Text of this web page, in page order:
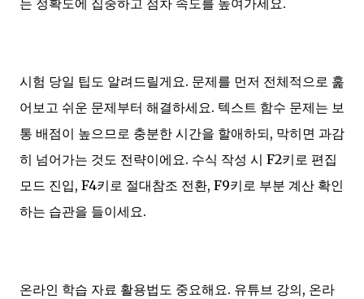
는 정확도에 집중하고 점차 속도를 높여가세요.
시험 당일 팁도 알려드릴게요. 문제를 먼저 전체적으로 훑
어보고 쉬운 문제부터 해결하세요. 텍스트 함수 문제는 보
통 배점이 높으므로 충분한 시간을 할애하되, 막히면 과감
히 넘어가는 것도 전략이에요. 수식 작성 시 F2키로 편집
모드 진입, F4키로 절대참조 전환, F9키로 부분 계산 확인
하는 습관을 들이세요.
온라인 학습 자료 활용법도 중요해요. 유튜브 강의, 온라